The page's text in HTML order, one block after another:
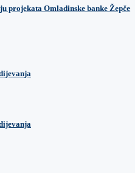
projekata Omladinske banke Žepče